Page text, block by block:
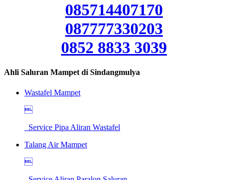
085714407170
087777330203
0852 8833 3039
Ahli Saluran Mampet di Sindangmulya
Wastafel Mampet

Service Pipa Aliran Wastafel
Talang Air Mampet
